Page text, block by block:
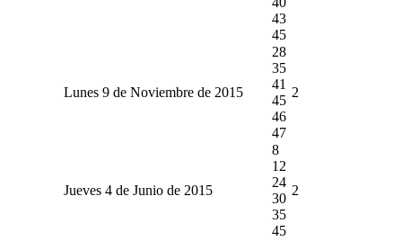
43
45
Lunes 9 de Noviembre de 2015
28
35
41
45
46
47
2
Jueves 4 de Junio de 2015
8
12
24
30
35
45
2